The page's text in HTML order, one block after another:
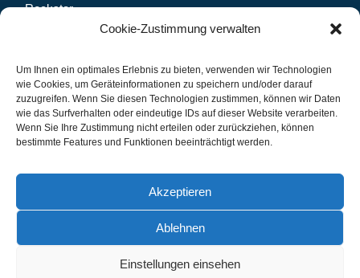
Cookie-Zustimmung verwalten
Um Ihnen ein optimales Erlebnis zu bieten, verwenden wir Technologien
wie Cookies, um Geräteinformationen zu speichern und/oder darauf
zuzugreifen. Wenn Sie diesen Technologien zustimmen, können wir Daten
wie das Surfverhalten oder eindeutige IDs auf dieser Website verarbeiten.
Wenn Sie Ihre Zustimmung nicht erteilen oder zurückziehen, können
bestimmte Features und Funktionen beeinträchtigt werden.
Akzeptieren
Ablehnen
Einstellungen einsehen
Rockstar
Meryem Hanım
Let's connect.